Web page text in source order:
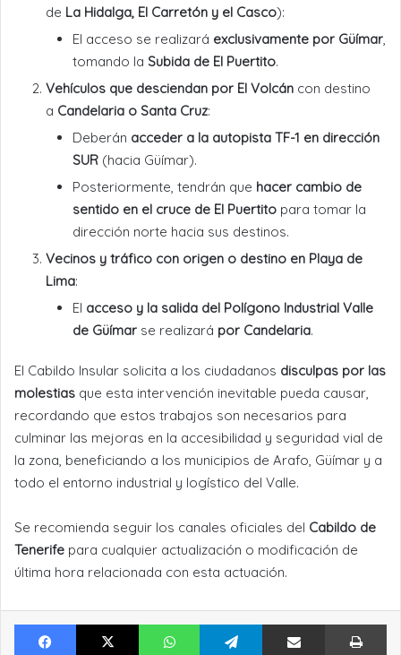
de La Hidalga, El Carretón y el Casco):
El acceso se realizará exclusivamente por Güímar,
tomando la Subida de El Puertito.
Vehículos que desciendan por El Volcán con destino
a Candelaria o Santa Cruz:
Deberán acceder a la autopista TF-1 en dirección
SUR (hacia Güímar).
Posteriormente, tendrán que hacer cambio de
sentido en el cruce de El Puertito para tomar la
dirección norte hacia sus destinos.
Vecinos y tráfico con origen o destino en Playa de
Lima:
El acceso y la salida del Polígono Industrial Valle
de Güímar se realizará por Candelaria.
El Cabildo Insular solicita a los ciudadanos disculpas por las
molestias que esta intervención inevitable pueda causar,
recordando que estos trabajos son necesarios para
culminar las mejoras en la accesibilidad y seguridad vial de
la zona, beneficiando a los municipios de Arafo, Güímar y a
todo el entorno industrial y logístico del Valle.
Se recomienda seguir los canales oficiales del Cabildo de
Tenerife para cualquier actualización o modificación de
última hora relacionada con esta actuación.
Facebook X WhatsApp Telegram Compartir por Email